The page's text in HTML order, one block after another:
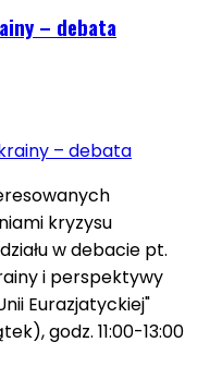
– debata
kryzysu
w debacie pt.
i perspektywy
Eurazjatyckiej"
godz. 11:00-13:00